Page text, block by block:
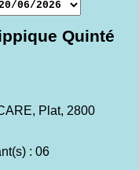
Quinté
Plat, 2800
: 06